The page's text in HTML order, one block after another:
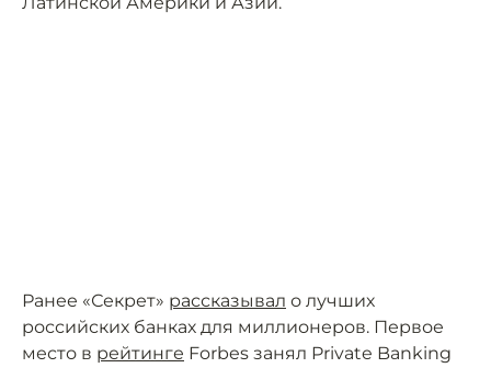
Ранее «Секрет» рассказывал о лучших
российских банках для миллионеров. Первое
место в рейтинге Forbes занял Private Banking